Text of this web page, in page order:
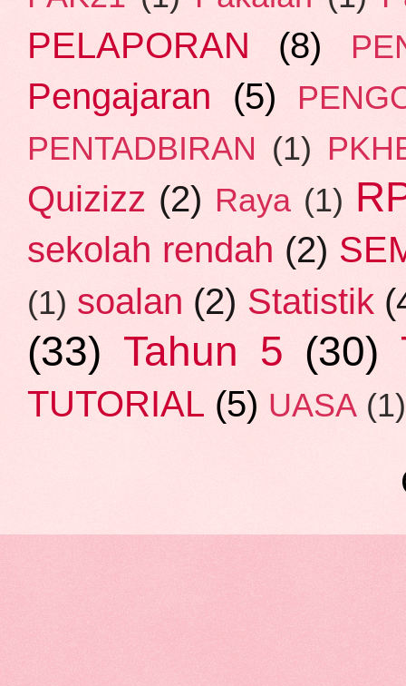
PELAPORAN (8)
Pengajaran (5)
PENTADBIRAN (1)
Quizizz (2) Raya (1)
sekolah rendah (2)
(1) soalan (2) Statistik
(33) Tahun 5 (30)
TUTORIAL (5) UASA (1)